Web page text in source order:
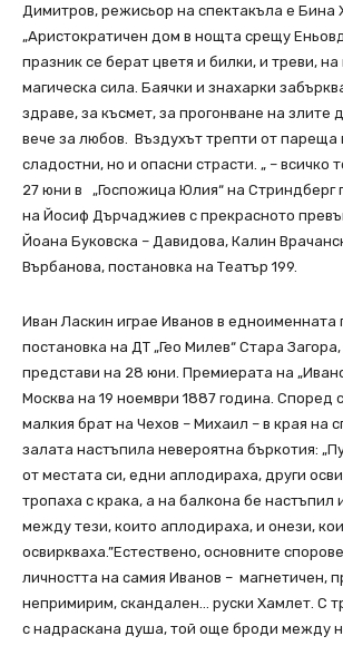
Димитров, режисьор на спектакъла е Бина
„Аристократичен дом в нощта срещу
празник се берат цветя и билки, и треви,
магическа сила. Баячки и знахарки
здраве, за късмет, за прогонване на злите
вече за любов. Въздухът трепти от пареща
сладостни, но и опасни страсти. „ –
27 юни в „Госпожица Юлия“ на Стриндберг
на Йосиф Дърчаджиев с прекрасното
Йоана Буковска – Давидова, Калин
Върбанова, постановка на Театър 199.
Иван Ласкин играе Иванов в едноименната
постановка на ДТ „Гео Милев“ Стара
представи на 28 юни. Премиерата на
Москва на 19 ноември 1887 година. Според
малкия брат на Чехов – Михаил – в края на
залата настъпила невероятна бъркотия:
от местата си, едни аплодираха, други
тропаха с крака, а на балкона бе настъпил
между тези, които аплодираха, и онези,
освиркваха.”Естествено, основните
личността на самия Иванов – магнетичен,
непримирим, скандален… руски Хамлет. С
с надраскана душа, той още броди между